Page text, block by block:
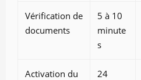
Vérification de
documents
5 à 10
minute
s
Activation du
24